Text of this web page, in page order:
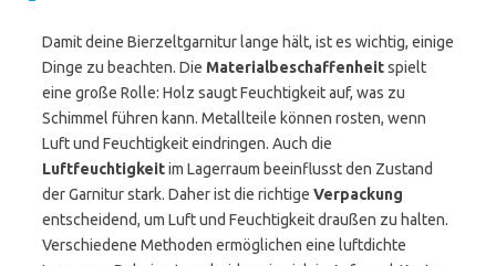
Damit deine Bierzeltgarnitur lange hält, ist es wichtig, einige
Dinge zu beachten. Die Materialbeschaffenheitspielt
eine große Rolle: Holz saugt Feuchtigkeit auf, was zu
Schimmel führen kann. Metallteile können rosten, wenn
Luft und Feuchtigkeit eindringen. Auch die
Luftfeuchtigkeitim Lagerraum beeinflusst den Zustand
der Garnitur stark. Daher ist die richtige Verpackung
entscheidend, um Luft und Feuchtigkeit draußen zu halten.
Verschiedene Methoden ermöglichen eine luftdichte